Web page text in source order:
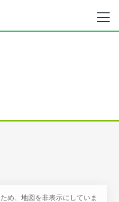
め、地図を非表示にしていま